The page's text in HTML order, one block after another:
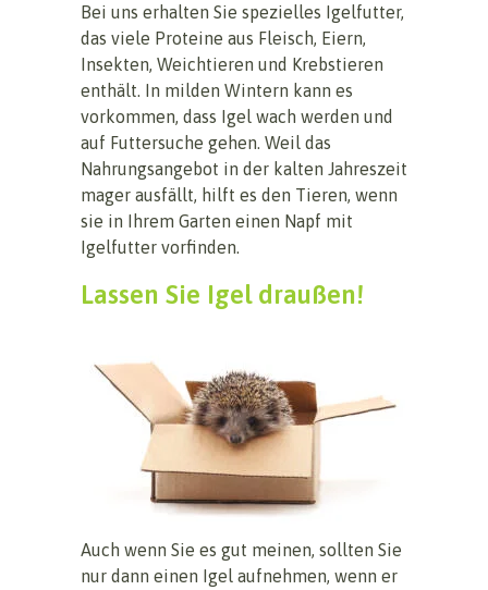
Bei uns erhalten Sie spezielles Igelfutter,
das viele Proteine aus Fleisch, Eiern,
Insekten, Weichtieren und Krebstieren
enthält. In milden Wintern kann es
vorkommen, dass Igel wach werden und
auf Futtersuche gehen. Weil das
Nahrungsangebot in der kalten Jahreszeit
mager ausfällt, hilft es den Tieren, wenn
sie in Ihrem Garten einen Napf mit
Igelfutter vorfinden.
Lassen Sie Igel draußen!
Auch wenn Sie es gut meinen, sollten Sie
nur dann einen Igel aufnehmen, wenn er